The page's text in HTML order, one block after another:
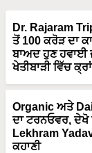
Dr. Rajaram
ਤੋਂ 100 ਕਰੋੜ ਦਾ
ਬਾਅਦ ਹੁਣ ਹਵਾਈ
ਖੇਤੀਬਾੜੀ ਵਿੱਚ
Organic ਅਤੇ
ਦਾ ਟਰਨਓਵਰ, ਦੇਖੋ
Lekhram
ਕਹਾਣੀ